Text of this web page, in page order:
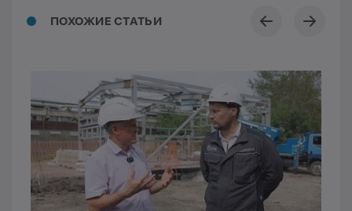
ПОХОЖИЕ СТАТЬИ